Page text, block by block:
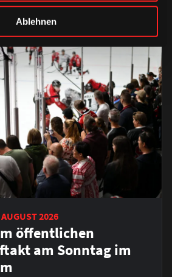
Ablehnen
2026
öffentlichen
am Sonntag im